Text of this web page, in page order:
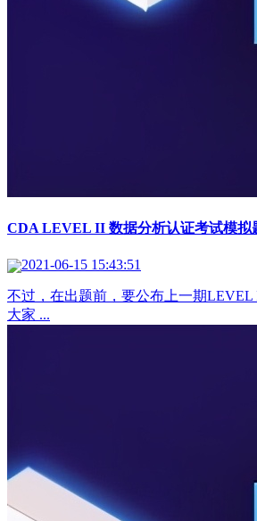
CDA LEVEL II 数据分析认证考试模拟
2021-06-15 15:43:51
不过，在出题前，要公布上一期LEVEL
大家 ...